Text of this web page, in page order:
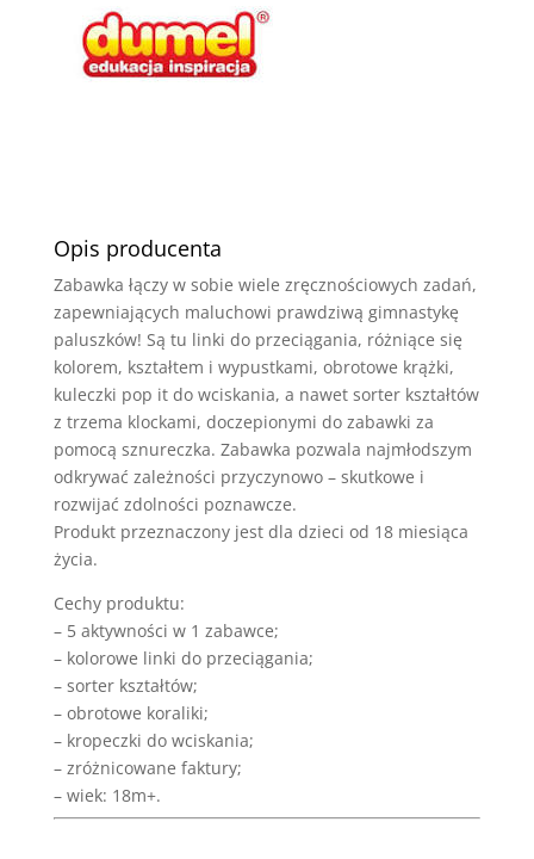
Opis producenta
Zabawka łączy w sobie wiele zręcznościowych zadań,
zapewniających maluchowi prawdziwą gimnastykę
paluszków! Są tu linki do przeciągania, różniące się
kolorem, kształtem i wypustkami, obrotowe krążki,
kuleczki pop it do wciskania, a nawet sorter kształtów
z trzema klockami, doczepionymi do zabawki za
pomocą sznureczka. Zabawka pozwala najmłodszym
odkrywać zależności przyczynowo – skutkowe i
rozwijać zdolności poznawcze.
Produkt przeznaczony jest dla dzieci od 18 miesiąca
życia.
Cechy produktu:
– 5 aktywności w 1 zabawce;
– kolorowe linki do przeciągania;
– sorter kształtów;
– obrotowe koraliki;
– kropeczki do wciskania;
– zróżnicowane faktury;
– wiek: 18m+.